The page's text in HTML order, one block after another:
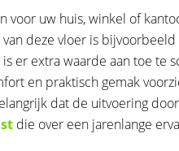
voor uw huis, winkel of
deze vloer is
er extra waarde aan toe
en praktisch gemak
dat de uitvoering
die over een jarenlange